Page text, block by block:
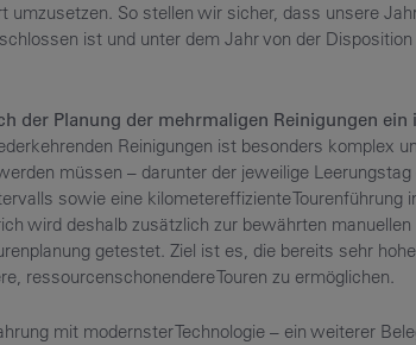
So stellen wir sicher, dass unsere
ist und unter dem Jahr von der
der Planung der mehrmaligen Reinigungen ein
Reinigungen ist besonders komplex
müssen – darunter der jeweilige
sowie eine kilometereffiziente Tourenführung
wird deshalb zusätzlich zur bewährten
getestet. Ziel ist es, die bereits sehr
ressourcenschonendere Touren zu ermöglichen.
mit modernster Technologie – ein weiterer